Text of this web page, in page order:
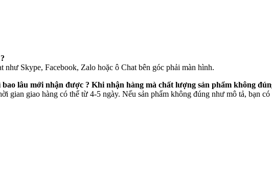
Skype, Facebook, Zalo hoặc ô Chat bên góc phải màn hình.
lâu mới nhận được ? Khi nhận hàng mà chất lượng sản phẩm không
gian giao hàng có thể từ 4-5 ngày. Nếu sản phẩm không đúng như mô tả, bạn